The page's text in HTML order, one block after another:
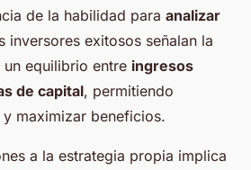
de la habilidad para analizar
inversores exitosos señalan la
equilibrio entre ingresos
de capital, permitiendo
maximizar beneficios.
a la estrategia propia implica